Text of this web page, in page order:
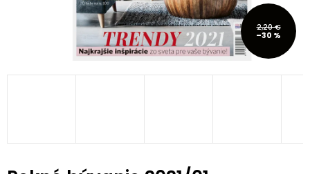
2,20 €
–30 %